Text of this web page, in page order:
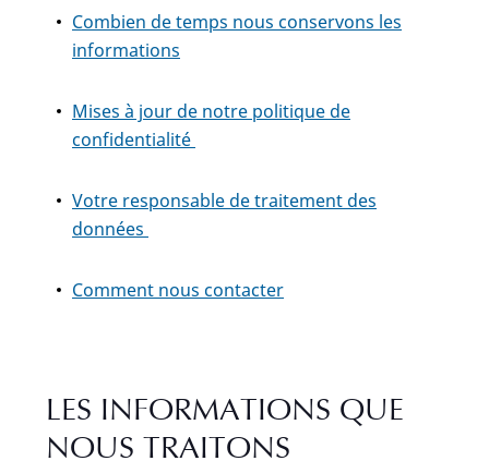
Combien de temps nous conservons les
informations
Mises à jour de notre politique de
confidentialité
Votre responsable de traitement des
données
Comment nous contacter
LES INFORMATIONS QUE
NOUS TRAITONS